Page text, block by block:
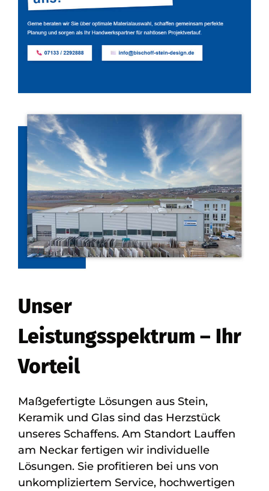
Unser
Leistungsspektrum – Ihr
Vorteil
Maßgefertigte Lösungen aus Stein,
Keramik und Glas sind das Herzstück
unseres Schaffens. Am Standort Lauffen
am Neckar fertigen wir individuelle
Lösungen. Sie profitieren bei uns von
unkompliziertem Service, hochwertigen